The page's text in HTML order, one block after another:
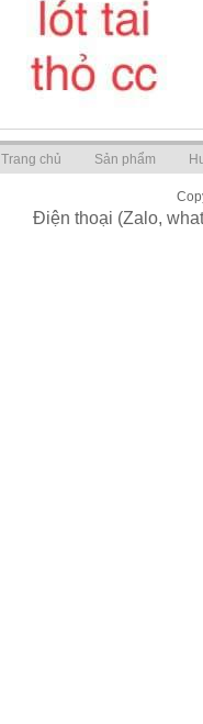
Trang chủ Sản phẩm
Điện thoại (Zalo,